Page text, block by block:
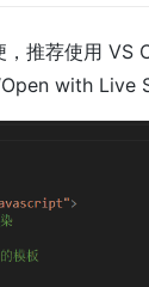
，推荐使用
with Live